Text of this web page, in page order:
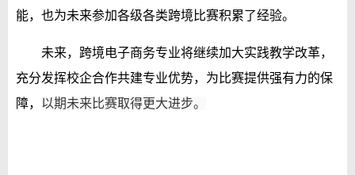
能，也为未来参加各级各类跨境比赛积累了经验。
未来，跨境电子商务专业将继续加大实践教学改革，
充分发挥校企合作共建专业优势，为比赛提供强有力的保
障， 以期未来比赛取得更大进步。